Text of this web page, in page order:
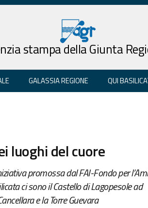
stampa della Giunta
GALASSIA REGIONE QUI
luoghi del cuore
promossa dal FAI-Fondo per
ci sono il Castello di Lagopesole ad
e la Torre Guevara